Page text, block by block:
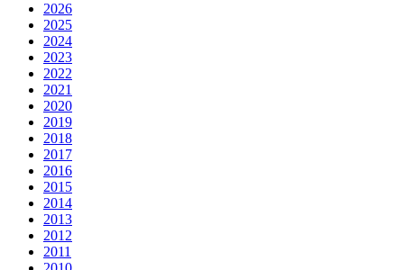
2026
2025
2024
2023
2022
2021
2020
2019
2018
2017
2016
2015
2014
2013
2012
2011